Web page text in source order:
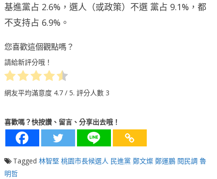
基進黨占 2.6%，選人（或政策）不選 黨占 9.1%，都
不支持占 6.9%。
您喜歡這個觀點嗎？
請給新評分哦！
網友平均滿意度 4.7/ 5. 評分人數 3
喜歡嗎？快按讚、留言、分享出去哦！
Tagged 林智堅 桃園市長候選人 民進黨 鄭文燦 鄭運鵬 閱民調 魯
明哲